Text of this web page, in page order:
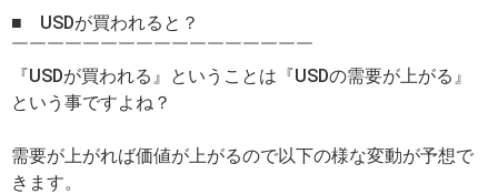
■ USDが買われると？
￣￣￣￣￣￣￣￣￣￣￣￣￣￣￣￣￣
『USDが買われる』ということは『USDの需要が上がる』
という事ですよね？
需要が上がれば価値が上がるので以下の様な変動が予想で
きます。